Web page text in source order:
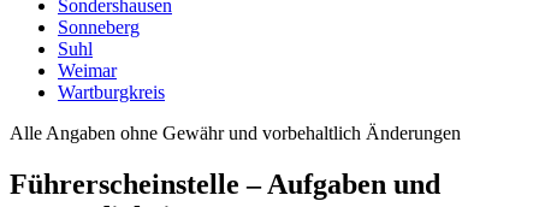
Sondershausen
Sonneberg
Suhl
Weimar
Wartburgkreis
Alle Angaben ohne Gewähr und vorbehaltlich Änderungen
Führerscheinstelle – Aufgaben und